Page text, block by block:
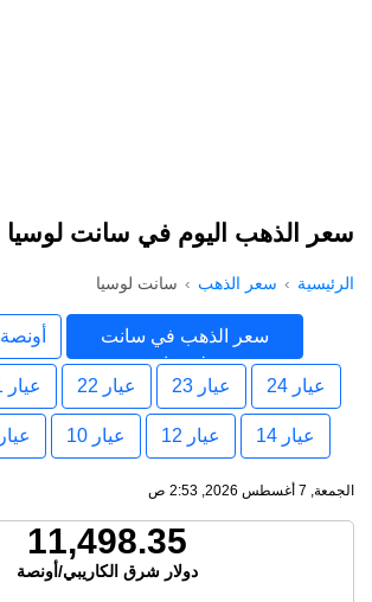
سعر الذهب اليوم في سانت لوسيا
الرئيسية سعر الذهب سانت لوسيا
سعر الذهب في سانت
لوسيا
أونصة
عيار 24 عيار 23 عيار 22 عيار 21
عيار 14 عيار 12 عيار 10 عيار 9
الجمعة, 7 أغسطس 2026, 2:53 ص
11,498.35
دولار شرق الكاريبي/أونصة